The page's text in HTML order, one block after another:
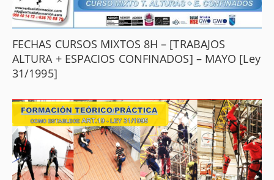
FECHAS CURSOS MIXTOS 8H – [TRABAJOS
ALTURA + ESPACIOS CONFINADOS] – MAYO [Ley
31/1995]